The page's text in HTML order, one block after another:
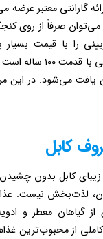
گارانتی معتبر عرضه
صرفاً از روی
را با قیمت
مندوی بازاری سنتی
یافت می‌شود. در این
کابل
کابل بدون
لذت‌بخش نیست.
از گیاهان معطر و
از محبوب‌ترین